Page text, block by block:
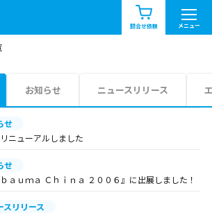
問合せ依頼 メニュー
お知らせ一覧
エリア情報を見る
お知らせ ニュースリリース
せ
ニューアルしました
せ
ａｕｍａ Ｃｈｉｎａ ２００６』に出展しました！
スリリース